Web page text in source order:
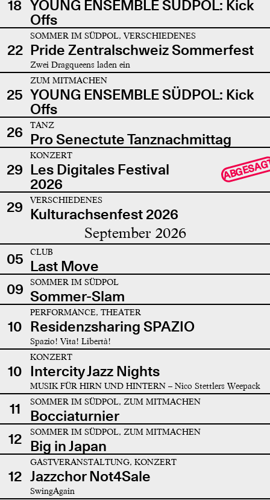
18 YOUNG ENSEMBLE SÜDPOL: Kick
Offs
22
SOMMER IM SÜDPOL, VERSCHIEDENES
Pride Zentralschweiz Sommerfest
Zwei Dragqueens laden ein
25
ZUM MITMACHEN
YOUNG ENSEMBLE SÜDPOL: Kick
Offs
26
TANZ
Pro Senectute Tanznachmittag
29
KONZERT
Les Digitales Festival
2026
29 VERSCHIEDENES
Kulturachsenfest 2026
September 2026
05 CLUB
Last Move
09
SOMMER IM SÜDPOL
Sommer-Slam
10
PERFORMANCE, THEATER
Residenzsharing SPAZIO
Spazio! Vita! Libertà!
10
KONZERT
Intercity Jazz Nights
MUSIK FÜR HIRN UND HINTERN – Nico Stettlers Weepack
11 SOMMER IM SÜDPOL, ZUM MITMACHEN
Bocciaturnier
12
SOMMER IM SÜDPOL, ZUM MITMACHEN
Big in Japan
12
GASTVERANSTALTUNG, KONZERT
Jazzchor Not4Sale
SwingAgain